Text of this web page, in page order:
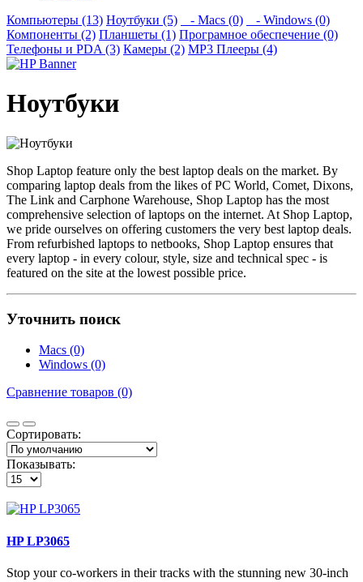
Компьютеры (13) Ноутбуки (5) - Macs (0)
- Windows (0)
Компоненты (2) Планшеты (1) Програмное обеспечение (0)
Телефоны и PDA (3) Камеры (2) MP3 Плееры (4)
Ноутбуки
Shop Laptop feature only the best laptop deals on the market. By
comparing laptop deals from the likes of PC World, Comet, Dixons,
The Link and Carphone Warehouse, Shop Laptop has the most
comprehensive selection of laptops on the internet. At Shop Laptop,
we pride ourselves on offering customers the very best laptop deals.
From refurbished laptops to netbooks, Shop Laptop ensures that
every laptop - in every colour, style, size and technical spec - is
featured on the site at the lowest possible price.
Уточнить поиск
Macs (0)
Windows (0)
Сравнение товаров (0)
Сортировать:
Показывать:
HP LP3065
Stop your co-workers in their tracks with the stunning new 30-inch